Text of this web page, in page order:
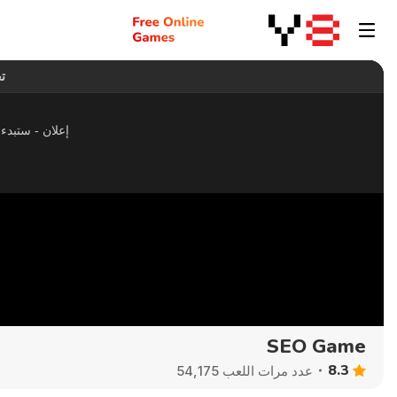
SEO Game
8.3 عدد مرات اللعب 54,175